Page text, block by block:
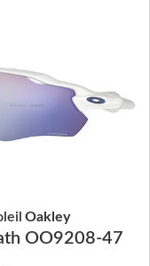
OO9208-47
Oakley